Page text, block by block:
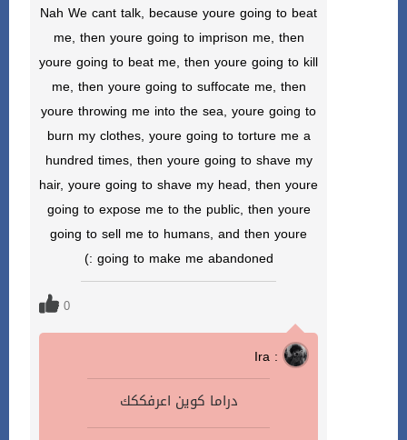
Nah We cant talk, because youre going to beat
me, then youre going to imprison me, then
youre going to beat me, then youre going to kill
me, then youre going to suffocate me, then
youre throwing me into the sea, youre going to
burn my clothes, youre going to torture me a
hundred times, then youre going to shave my
hair, youre going to shave my head, then youre
going to expose me to the public, then youre
going to sell me to humans, and then youre
going to make me abandoned :)
0
Ira :
دراما كوين اعرفككك